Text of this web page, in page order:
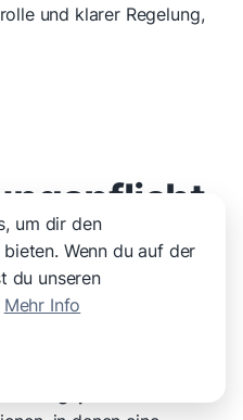
und klarer Regelung,
in Österreich
um dir den
Wenn du auf der
du unseren
Mehr Info